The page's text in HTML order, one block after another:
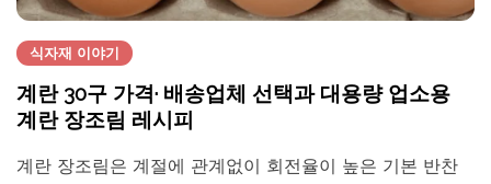
식자재 이야기
계란 30구 가격· 배송업체 선택과 대용량 업소용
계란 장조림 레시피
계란 장조림은 계절에 관계없이 회전율이 높은 기본 반찬